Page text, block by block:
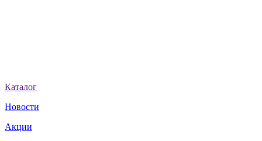
Каталог
Новости
Акции